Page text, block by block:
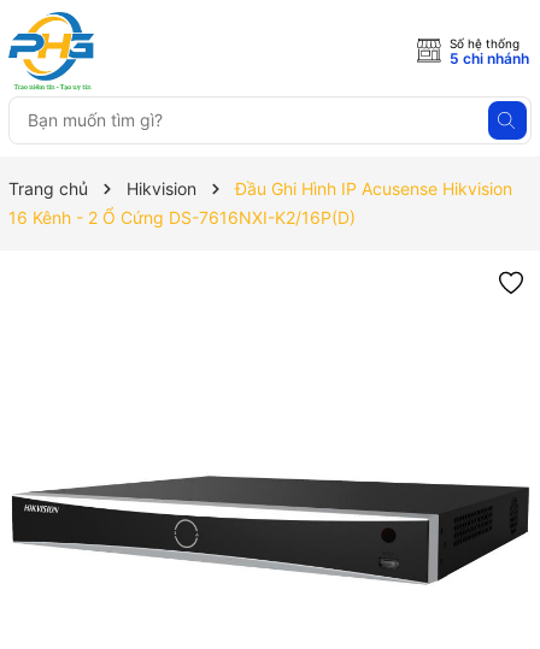
Số hệ thống
5 chi nhánh
Trang chủ Hikvision
Đầu Ghi Hình IP Acusense Hikvision
16 Kênh - 2 Ổ Cứng DS-7616NXI-K2/16P(D)